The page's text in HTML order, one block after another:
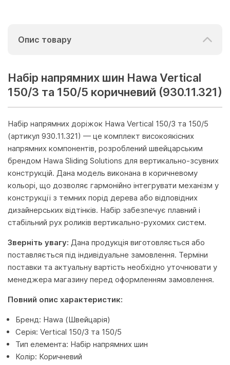
Опис товару
Набір напрямних шин Hawa Vertical
150/3 та 150/5 коричневий (930.11.321)
Набір напрямних доріжок Hawa Vertical 150/3 та 150/5
(артикул 930.11.321) — це комплект високоякісних
напрямних компонентів, розроблений швейцарським
брендом Hawa Sliding Solutions для вертикально-зсувних
конструкцій. Дана модель виконана в коричневому
кольорі, що дозволяє гармонійно інтегрувати механізм у
конструкції з темних порід дерева або відповідних
дизайнерських відтінків. Набір забезпечує плавний і
стабільний рух роликів вертикально-рухомих систем.
Зверніть увагу: Дана продукція виготовляється або
поставляється під індивідуальне замовлення. Терміни
поставки та актуальну вартість необхідно уточнювати у
менеджера магазину перед оформленням замовлення.
Повний опис характеристик:
Бренд: Hawa (Швейцарія)
Серія: Vertical 150/3 та 150/5
Тип елемента: Набір напрямних шин
Колір: Коричневий